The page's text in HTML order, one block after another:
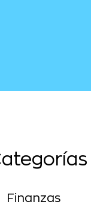
Finanzas